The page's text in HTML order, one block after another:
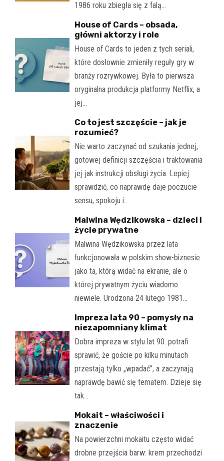
1986 roku zbiegła się z falą…
House of Cards – obsada,
główni aktorzy i role
House of Cards to jeden z tych seriali,
które dosłownie zmieniły reguły gry w
branży rozrywkowej. Była to pierwsza
oryginalna produkcja platformy Netflix, a
jej…
Co to jest szczęście – jak je
rozumieć?
Nie warto zaczynać od szukania jednej,
gotowej definicji szczęścia i traktowania
jej jak instrukcji obsługi życia. Lepiej
sprawdzić, co naprawdę daje poczucie
sensu, spokoju i…
Malwina Wędzikowska – dzieci i
życie prywatne
Malwina Wędzikowska przez lata
funkcjonowała w polskim show-biznesie
jako ta, którą widać na ekranie, ale o
której prywatnym życiu wiadomo
niewiele. Urodzona 24 lutego 1981…
Impreza lata 90 – pomysły na
niezapomniany klimat
Dobra impreza w stylu lat 90. potrafi
sprawić, że goście po kilku minutach
przestają tylko „wpadać”, a zaczynają
naprawdę bawić się tematem. Dzieje się
tak…
Mokait – właściwości i
znaczenie
Na powierzchni mokaitu często widać
drobne przejścia barw: krem przechodzi